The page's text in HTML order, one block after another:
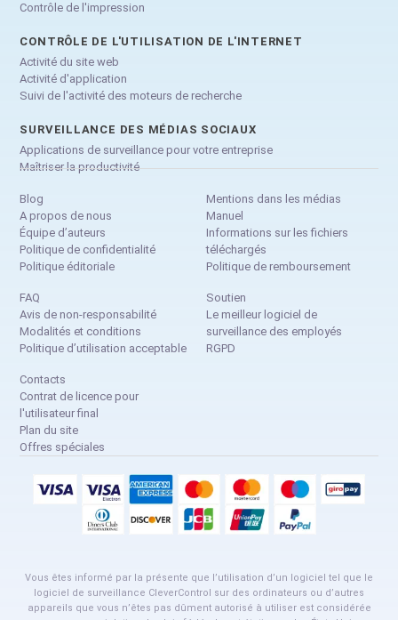
Contrôle de l'impression
CONTRÔLE DE L'UTILISATION DE L'INTERNET
Activité du site web
Activité d'application
Suivi de l'activité des moteurs de recherche
SURVEILLANCE DES MÉDIAS SOCIAUX
Applications de surveillance pour votre entreprise
Maîtriser la productivité
Blog
A propos de nous
Équipe d’auteurs
Politique de confidentialité
Politique éditoriale
Mentions dans les médias
Manuel
Informations sur les fichiers
téléchargés
Politique de remboursement
FAQ
Avis de non-responsabilité
Modalités et conditions
Politique d’utilisation acceptable
Soutien
Le meilleur logiciel de
surveillance des employés
RGPD
Contacts
Contrat de licence pour
l'utilisateur final
Plan du site
Offres spéciales
Vous êtes informé par la présente que l’utilisation d’un logiciel tel que le
logiciel de surveillance CleverControl sur des ordinateurs ou d’autres
appareils que vous n’êtes pas dûment autorisé à utiliser est considérée